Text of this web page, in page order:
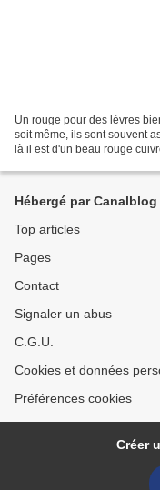
Un rouge pour des lèvres
soit même, ils sont souvent
là il est d'un beau rouge
Hébergé par Canalblog
Top articles
Pages
Contact
Signaler un abus
C.G.U.
Cookies et données
Préférences cookies
Créer